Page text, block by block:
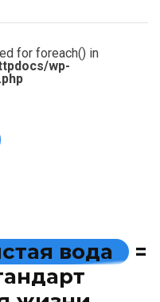
for foreach() in
wp-
стая вода
=
андарт